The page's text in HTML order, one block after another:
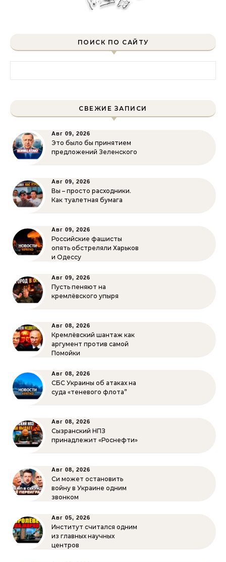
ПОИСК ПО САЙТУ
СВЕЖИЕ ЗАПИСИ
Авг 09, 2026
Это было бы принятием
предложений Зеленского
Авг 09, 2026
Вы – просто расходники.
Как туалетная бумага
Авг 09, 2026
Российские фашисты
опять обстреляли Харьков
и Одессу
Авг 09, 2026
Пусть пеняют на
кремлёвского упыря
Авг 08, 2026
Кремлёвский шантаж как
аргумент против самой
Помойки
Авг 08, 2026
СБС Украины об атаках на
суда «теневого флота”
Авг 08, 2026
Сызранский НПЗ
принадлежит «Роснефти»
Авг 08, 2026
Си может остановить
войну в Украине одним
звонком
Авг 05, 2026
Институт считался одним
из главных научных
центров